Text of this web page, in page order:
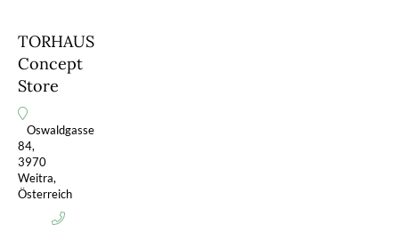
5TORHAUS
Concept
Store
Oswaldgasse
84,
3970
Weitra,
Österreich